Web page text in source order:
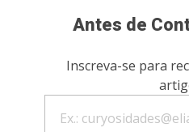
Antes de
Inscreva-se para